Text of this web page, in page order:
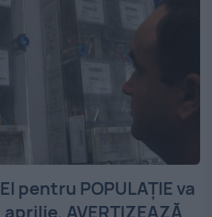
pentru POPULAŢIE va